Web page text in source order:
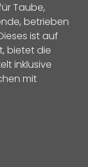
Taube,
betrieben
ist auf
bietet die
inklusive
mit